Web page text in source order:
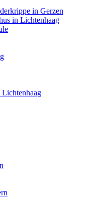
in Gerzen
in Lichtenhaag